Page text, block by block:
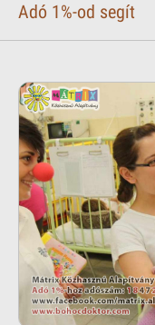
Adó 1%-od segít